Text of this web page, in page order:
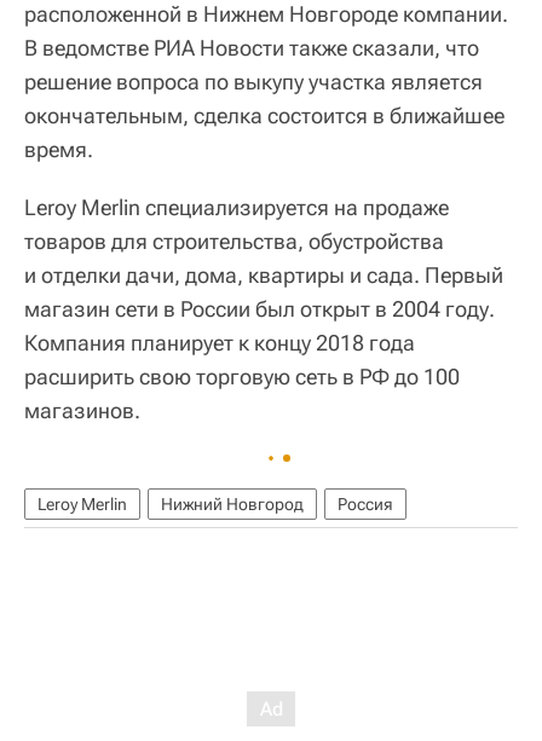
расположенной в Нижнем Новгороде компании.
В ведомстве РИА Новости также сказали, что
решение вопроса по выкупу участка является
окончательным, сделка состоится в ближайшее
время.
Leroy Merlin специализируется на продаже
товаров для строительства, обустройства
и отделки дачи, дома, квартиры и сада. Первый
магазин сети в России был открыт в 2004 году.
Компания планирует к концу 2018 года
расширить свою торговую сеть в РФ до 100
магазинов.
Leroy Merlin Нижний Новгород Россия